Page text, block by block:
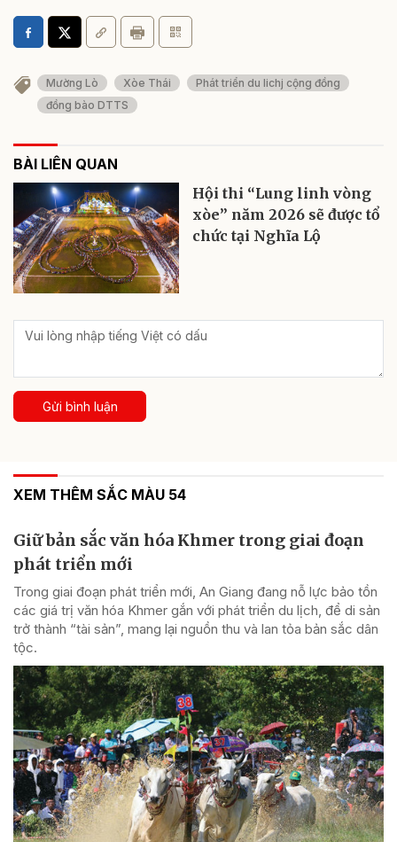
Mường Lò Xòe Thái
Phát triển du lichj cộng đồng
đồng bào DTTS
BÀI LIÊN QUAN
Hội thi “Lung linh vòng
xòe” năm 2026 sẽ được tổ
chức tại Nghĩa Lộ
Gửi bình luận
XEM THÊM SẮC MÀU 54
Giữ bản sắc văn hóa Khmer trong giai đoạn
phát triển mới
Trong giai đoạn phát triển mới, An Giang đang nỗ lực bảo tồn
các giá trị văn hóa Khmer gắn với phát triển du lịch, để di sản
trở thành “tài sản”, mang lại nguồn thu và lan tỏa bản sắc dân
tộc.